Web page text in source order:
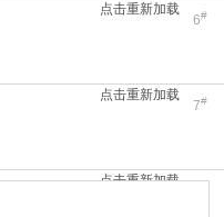
点击重新加载
6#
点击重新加载
7#
点击重新加载